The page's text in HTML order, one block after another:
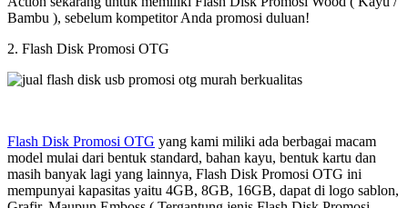
Bambu ), sebelum kompetitor Anda promosi duluan!
2. Flash Disk Promosi OTG
Flash Disk Promosi OTG yang kami miliki ada berbagai macam
model mulai dari bentuk standard, bahan kayu, bentuk kartu dan
masih banyak lagi yang lainnya, Flash Disk Promosi OTG ini
mempunyai kapasitas yaitu 4GB, 8GB, 16GB, dapat di logo sablon,